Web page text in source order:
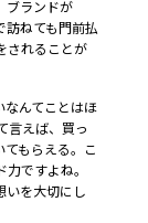
ブランドが
訪ねても門前払
されることが
なんてことはほ
言えば、買っ
もらえる。こ
ですよね。
いを大切にし